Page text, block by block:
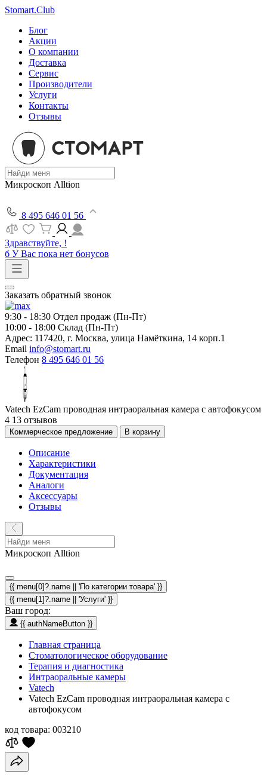
Stomart.Club
Блог
Акции
О компании
Доставка
Сервис
Производители
Услуги
Контакты
Отзывы
Микроскоп Alltion
8 495 646 01 56
Здравствуйте, !
б У Вас пока нет бонусов
Заказать обратный звонок
9:30 - 18:30 Отдел продаж (Пн-Пт)
10:00 - 18:00 Склад (Пн-Пт)
Адрес: 117420, г. Москва, улица Намёткина, 14 корп.1
Email info@stomart.ru
Телефон 8 495 646 01 56
Vatech EzCam проводная интраоральная камера с автофокусом
4 13 отзывов
Коммерческое предложение В корзину
Описание
Характеристики
Документация
Аналоги
Аксессуары
Отзывы
Микроскоп Alltion
{{ menu[0]?.name || 'По категории товара' }}
{{ menu[1]?.name || 'Услуги' }}
Ваш город:
{{ authNameButton }}
Главная страница
Стоматологическое оборудование
Терапия и диагностика
Интраоральные камеры
Vatech
Vatech EzCam проводная интраоральная камера с
автофокусом
код товара: 003210